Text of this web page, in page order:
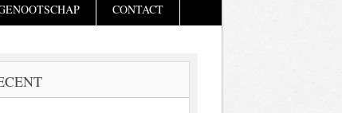
CONTACT